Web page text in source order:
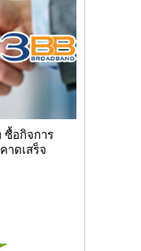
ซื้อกิจการ
าดเสร็จ